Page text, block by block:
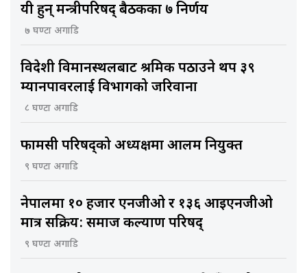
यी हुन् मन्त्रीपरिषद् बैठकका ७ निर्णय
७ घण्टा अगाडि
विदेशी विमानस्थलबाट श्रमिक पठाउने थप ३९
म्यानपावरलाई विभागको जरिवाना
८ घण्टा अगाडि
फार्मेसी परिषद्को अध्यक्षमा आलम नियुक्त
९ घण्टा अगाडि
नेपालमा १० हजार एनजीओ र १३६ आइएनजीओ
मात्र सक्रिय: समाज कल्याण परिषद्
९ घण्टा अगाडि